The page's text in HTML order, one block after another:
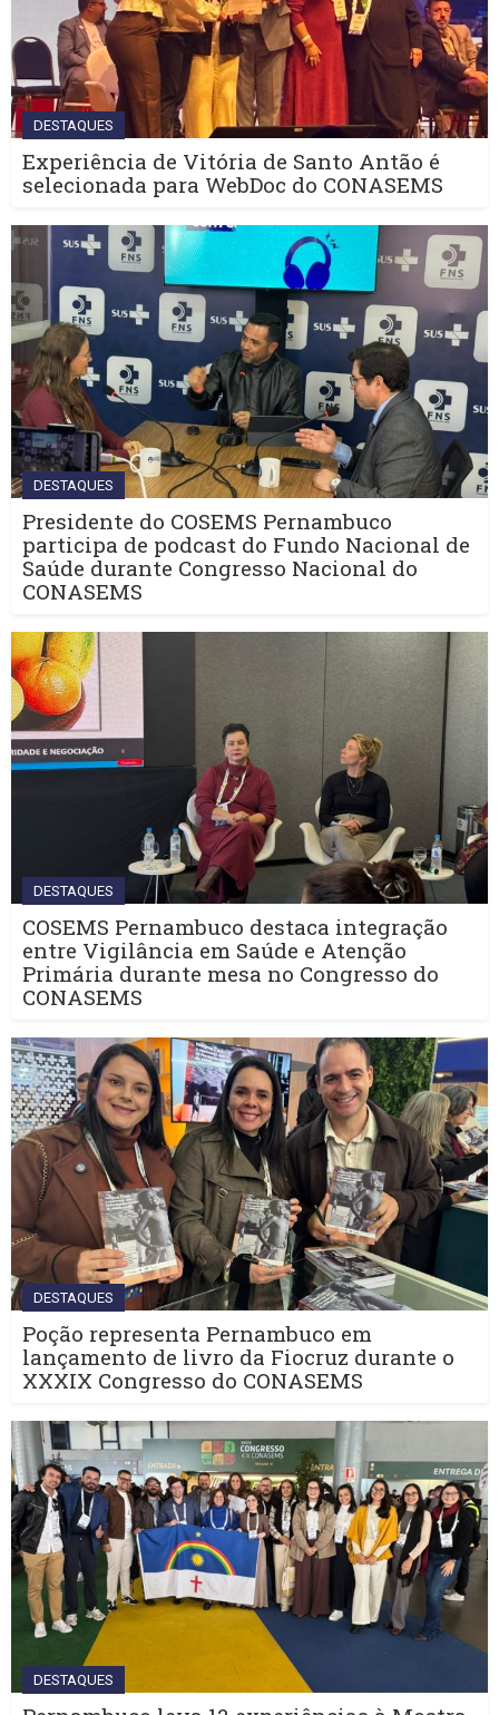
DESTAQUES
Experiência de Vitória de Santo Antão é
selecionada para WebDoc do CONASEMS
DESTAQUES
Presidente do COSEMS Pernambuco
participa de podcast do Fundo Nacional de
Saúde durante Congresso Nacional do
CONASEMS
DESTAQUES
COSEMS Pernambuco destaca integração
entre Vigilância em Saúde e Atenção
Primária durante mesa no Congresso do
CONASEMS
DESTAQUES
Poção representa Pernambuco em
lançamento de livro da Fiocruz durante o
XXXIX Congresso do CONASEMS
DESTAQUES